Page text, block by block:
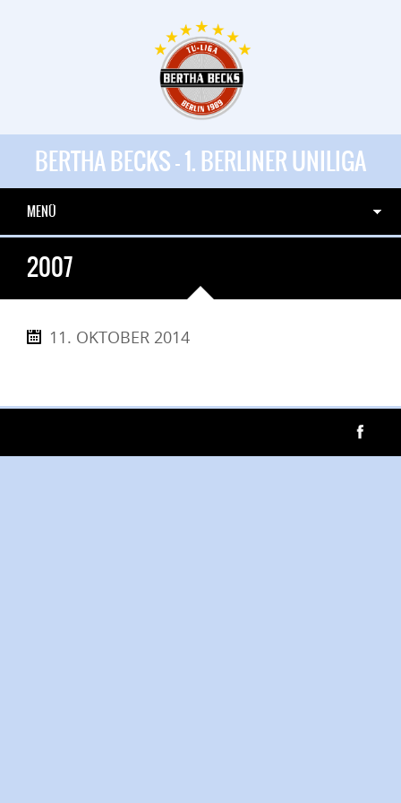
BERTHA BECKS - 1. BERLINER UNILIGA
MENÜ
2007
11. OKTOBER 2014